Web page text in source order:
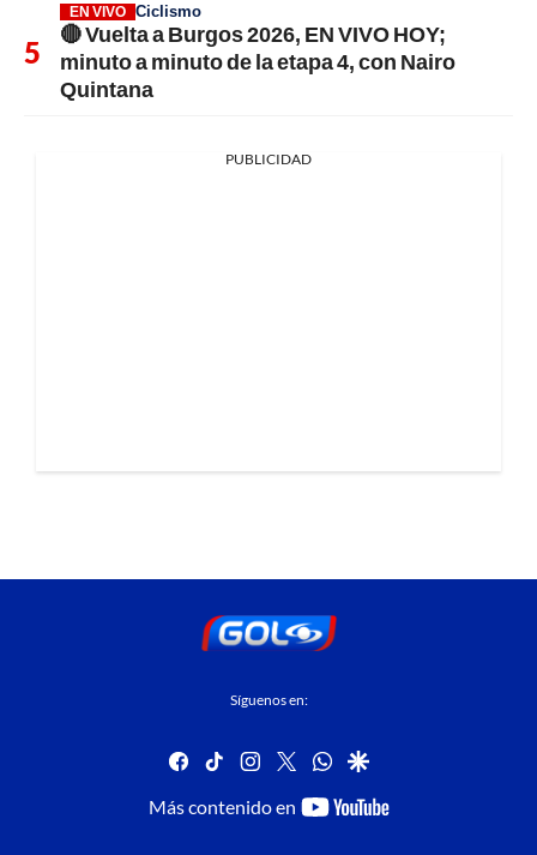
EN VIVO Ciclismo
🔴 Vuelta a Burgos 2026, EN VIVO HOY;
minuto a minuto de la etapa 4, con Nairo
Quintana
PUBLICIDAD
Síguenos en:
facebook
tiktok instagram
twitterwhatsapp
google
Más contenido en
youtube-